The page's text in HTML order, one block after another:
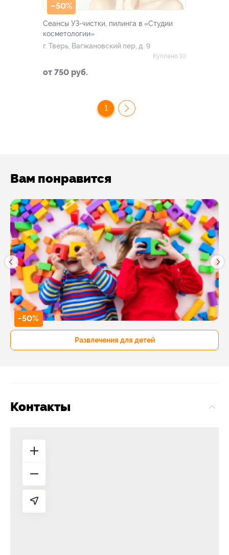
–50%
Сеансы УЗ-чистки, пилинга в «Студии
косметологии»
г. Тверь, Вагжановский пер, д. 9
от 750 руб.
Куплено 10
1
Вам понравится
-50%
Развлечения для детей
Контакты